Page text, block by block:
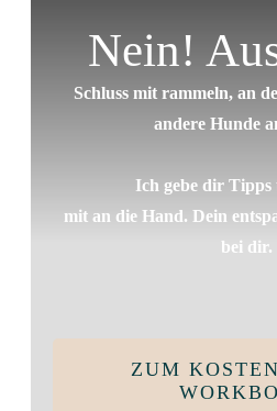
Nein!
Schluss mit rammeln, an
andere Hunde
Ich gebe dir
mit an die Hand. Dein
bei dir.
ZUM